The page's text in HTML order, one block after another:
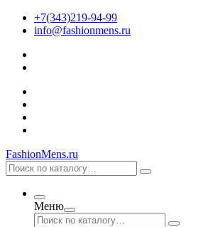
+7(343)219-94-99
info@fashionmens.ru
FashionMens.ru
Меню